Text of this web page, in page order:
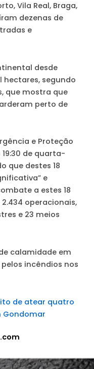
Vila Real, Braga,
dezenas de
e
desde
hectares, segundo
que mostra que
perto de
e Proteção
de quarta-
que destes 18
e
a estes 18
operacionais,
e 23 meios
calamidade em
incêndios nos
de atear quatro
Gondomar